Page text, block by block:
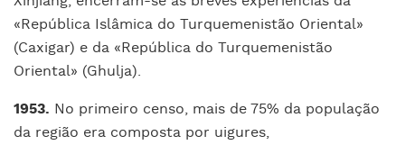
«República Islâmica do Turquemenistão Oriental»
(Caxigar) e da «República do Turquemenistão
Oriental» (Ghulja).
1953. No primeiro censo, mais de 75% da população
da região era composta por uigures,